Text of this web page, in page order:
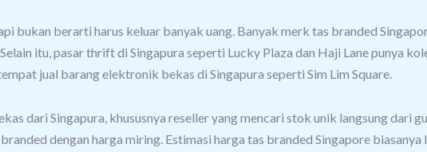
bukan berarti harus keluar banyak uang. Banyak merk tas branded
Selain itu, pasar thrift di Singapura seperti Lucky Plaza dan Haji Lane punya
jual barang elektronik bekas di Singapura seperti Sim Lim Square.
dari Singapura, khususnya reseller yang mencari stok unik langsung dari
dengan harga miring. Estimasi harga tas branded Singapore